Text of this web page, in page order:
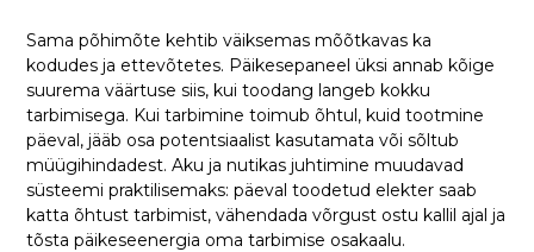
Sama põhimõte kehtib väiksemas mõõtkavas ka
kodudes ja ettevõtetes. Päikesepaneel üksi annab kõige
suurema väärtuse siis, kui toodang langeb kokku
tarbimisega. Kui tarbimine toimub õhtul, kuid tootmine
päeval, jääb osa potentsiaalist kasutamata või sõltub
müügihindadest. Aku ja nutikas juhtimine muudavad
süsteemi praktilisemaks: päeval toodetud elekter saab
katta õhtust tarbimist, vähendada võrgust ostu kallil ajal ja
tõsta päikeseenergia oma tarbimise osakaalu.